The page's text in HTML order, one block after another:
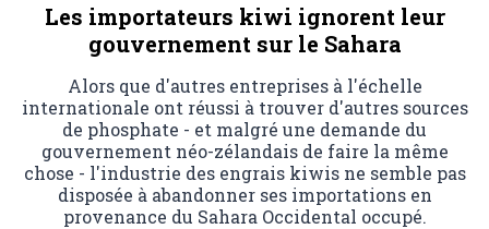
Les importateurs kiwi ignorent leur
gouvernement sur le Sahara
Alors que d'autres entreprises à l'échelle
internationale ont réussi à trouver d'autres sources
de phosphate - et malgré une demande du
gouvernement néo-zélandais de faire la même
chose - l'industrie des engrais kiwis ne semble pas
disposée à abandonner ses importations en
provenance du Sahara Occidental occupé.